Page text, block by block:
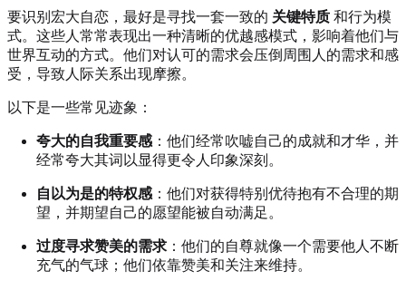
要识别宏大自恋，最好是寻找一套一致的 关键特质 和行为模
式。这些人常常表现出一种清晰的优越感模式，影响着他们与
世界互动的方式。他们对认可的需求会压倒周围人的需求和感
受，导致人际关系出现摩擦。
以下是一些常见迹象：
夸大的自我重要感：他们经常吹嘘自己的成就和才华，并
经常夸大其词以显得更令人印象深刻。
自以为是的特权感：他们对获得特别优待抱有不合理的期
望，并期望自己的愿望能被自动满足。
过度寻求赞美的需求 ：他们的自尊就像一个需要他人不断
充气的气球；他们依靠赞美和关注来维持。